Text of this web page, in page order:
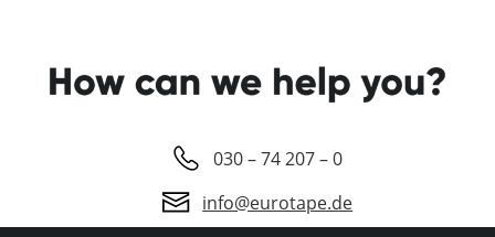
030 – 74 207 – 0
info@eurotape.de